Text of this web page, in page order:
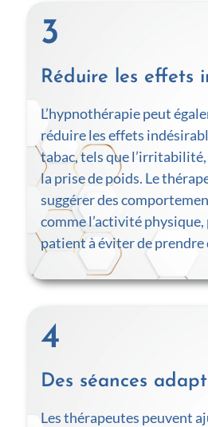
3
Réduire les effets
L’hypnothérapie peut
réduire les effets
tabac, tels que
la prise de poids. Le
suggérer des
comme l’activité
patient à éviter de prendre
4
Des séances
Les thérapeutes peuvent